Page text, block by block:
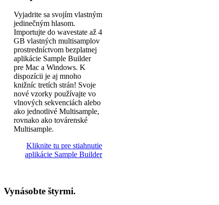
Vyjadrite sa svojím vlastným
jedinečným hlasom.
Importujte do wavestate až 4
GB vlastných multisamplov
prostredníctvom bezplatnej
aplikácie Sample Builder
pre Mac a Windows. K
dispozícii je aj mnoho
knižníc tretích strán! Svoje
nové vzorky používajte vo
vlnových sekvenciách alebo
ako jednotlivé Multisample,
rovnako ako továrenské
Multisample.
Kliknite tu pre stiahnutie
aplikácie Sample Builder
Vynásobte štyrmi.